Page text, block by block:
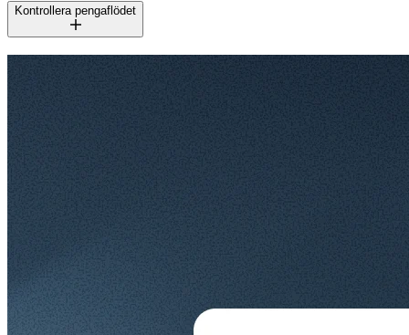
Kontrollera pengaflödet